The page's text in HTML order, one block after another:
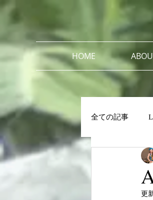
HOME
全ての記事
更